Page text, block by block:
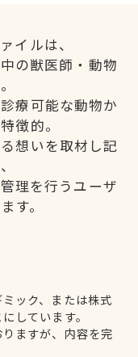
イルは、
の獣医師・動物
療可能な動物か
徴的。
想いを取材し記
理を行うユーザ
す。
ック、または株式
しています。
ますが、内容を完